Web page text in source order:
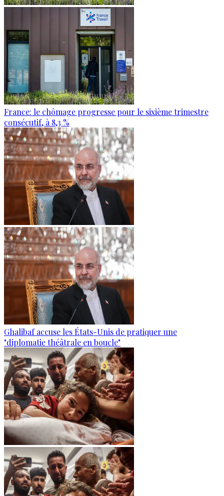
France: le chômage progresse pour le sixième trimestre
consécutif, à 8,3 %
Ghalibaf accuse les États-Unis de pratiquer une
"diplomatie théâtrale en boucle"